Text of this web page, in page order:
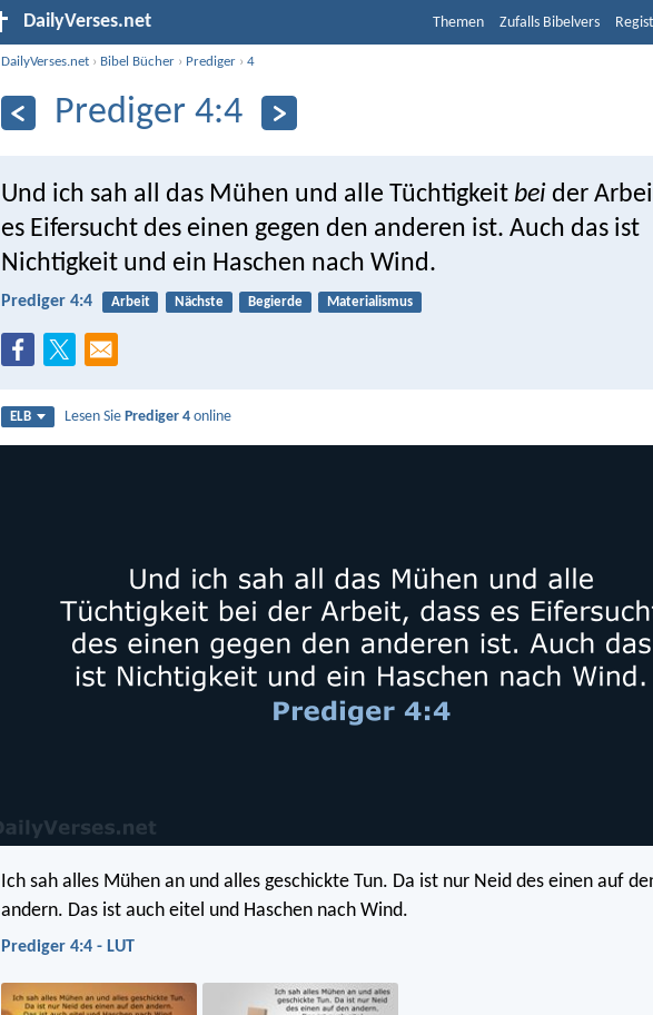
DailyVerses.net Themen Zufalls Bibelvers
DailyVerses.net › Bibel Bücher › Prediger ›4
Prediger 4:4
Und ich sah all das Mühen und alle Tüchtigkeit bei der
es Eifersucht des einen gegen den anderen ist. Auch das ist
Nichtigkeit und ein Haschen nach Wind.
Prediger 4:4 Arbeit Nächste Begierde Materialismus
ELB Lesen SiePrediger 4 online
Ich sah alles Mühen an und alles geschickte Tun. Da ist nur Neid des einen auf
andern. Das ist auch eitel und Haschen nach Wind.
Prediger 4:4 - LUT